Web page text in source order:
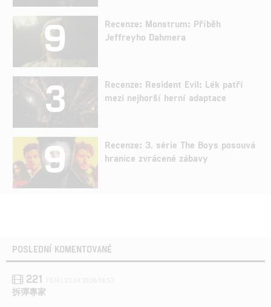
9
Recenze: Monstrum: Příběh
Jeffreyho Dahmera
3
Recenze: Resident Evil: Lék patří
mezi nejhorší herní adaptace
9
Recenze: 3. série The Boys posouvá
hranice zvrácené zábavy
POSLEDNÍ KOMENTOVANÉ
221
拆彈專家